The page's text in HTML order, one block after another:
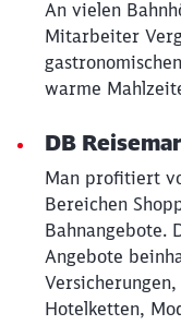
An vielen
Mitarbeiter
warme
DB
Man profitiert
Bereichen
Bahnangebote.
Angebote
Hotelketten,
werden?